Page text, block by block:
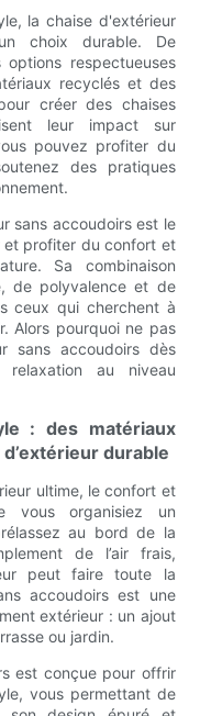
la chaise d'extérieur
choix durable. De
respectueuses
recyclés et des
créer des chaises
leur impact sur
pouvez profiter du
des pratiques
sans accoudoirs est le
et profiter du confort et
Sa combinaison
de polyvalence et de
ceux qui cherchent à
Alors pourquoi ne pas
sans accoudoirs dès
au niveau
: des matériaux
durable
ultime, le confort et
vous organisiez un
au bord de la
de l’air frais,
peut faire toute la
accoudoirs est une
extérieur : un ajout
ou jardin.
est conçue pour offrir
vous permettant de